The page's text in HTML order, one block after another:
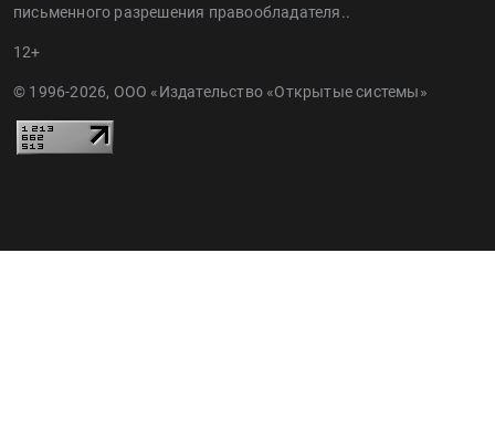
письменного разрешения правообладателя..
12+
© 1996-2026, ООО «Издательство «Открытые системы»